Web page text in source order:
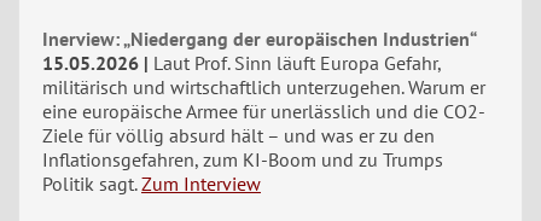
Inerview: „Niedergang der europäischen Industrien“
15.05.2026
Laut Prof. Sinn läuft Europa Gefahr,
militärisch und wirtschaftlich unterzugehen. Warum er
eine europäische Armee für unerlässlich und die CO2-
Ziele für völlig absurd hält – und was er zu den
Inflationsgefahren, zum KI-Boom und zu Trumps
Politik sagt. Zum Interview